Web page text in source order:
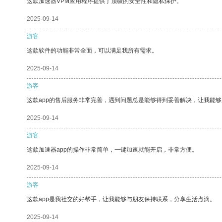
2025-09-14
游客
这款软件的功能非常全面，可以满足我所有需求。
2025-09-14
游客
这款app的售后服务非常完善，遇到问题总是能够得到妥善解决，让我能够
2025-09-14
游客
这款加速器app的操作非常简单，一键加速就能开启，非常方便。
2025-09-14
游客
这款app是我社交的好帮手，让我能够与朋友保持联系，分享生活点滴。
2025-09-14